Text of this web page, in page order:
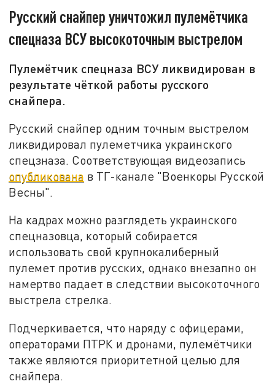
Русский снайпер уничтожил пулемётчика
спецназа ВСУ высокоточным выстрелом
Пулемётчик спецназа ВСУ ликвидирован в
результате чёткой работы русского
снайпера.
Русский снайпер одним точным выстрелом
ликвидировал пулеметчика украинского
спецзназа. Соответствующая видеозапись
опубликована в ТГ-канале "Военкоры Русской
Весны".
На кадрах можно разглядеть украинского
спецназовца, который собирается
использовать свой крупнокалиберный
пулемет против русских, однако внезапно он
намертво падает в следствии высокоточного
выстрела стрелка.
Подчеркивается, что наряду с офицерами,
операторами ПТРК и дронами, пулемётчики
также являются приоритетной целью для
снайпера.